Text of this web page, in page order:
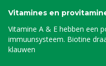
Vitamines en
Vitamine A & E hebben een
immuunsysteem. Biotine
klauwen